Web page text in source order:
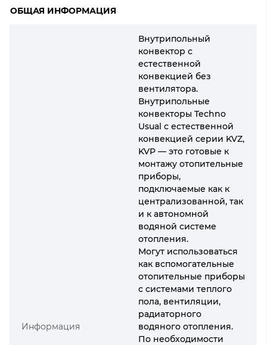
ОБЩАЯ ИНФОРМАЦИЯ
Информация
Внутрипольный
конвектор с
естественной
конвекцией без
вентилятора.
Внутрипольные
конвекторы Techno
Usual с естественной
конвекцией серии KVZ,
KVP — это готовые к
монтажу отопительные
приборы,
подключаемые как к
централизованной, так
и к автономной
водяной системе
отопления.
Могут использоваться
как вспомогательные
отопительные приборы
с системами теплого
пола, вентиляции,
радиаторного
водяного отопления.
По необходимости